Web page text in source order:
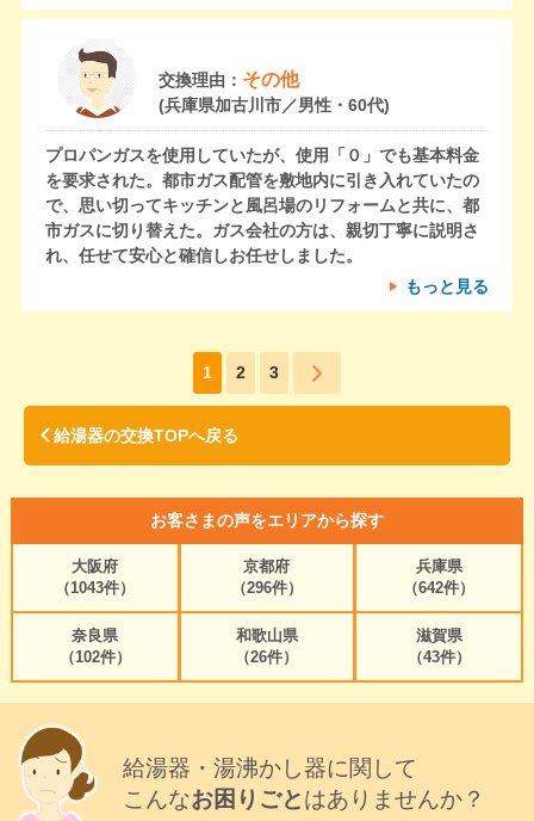
交換理由： その他
(兵庫県加古川市／男性・60代)
プロパンガスを使用していたが、使用「０」でも基本料金
を要求された。都市ガス配管を敷地内に引き入れていたの
で、思い切ってキッチンと風呂場のリフォームと共に、都
市ガスに切り替えた。ガス会社の方は、親切丁寧に説明さ
れ、任せて安心と確信しお任せしました。
もっと見る
1 2 3
給湯器の交換TOPへ戻る
お客さまの声をエリアから探す
大阪府
（1043件）
京都府
（296件）
兵庫県
（642件）
奈良県
（102件）
和歌山県
（26件）
滋賀県
（43件）
給湯器・湯沸かし器に関して
こんなお困りごとはありませんか？